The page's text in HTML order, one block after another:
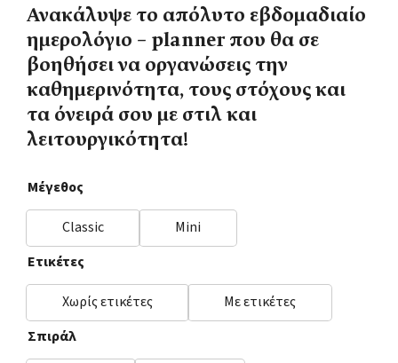
Ανακάλυψε το απόλυτο εβδομαδιαίο
ημερολόγιο – planner που θα σε
βοηθήσει να οργανώσεις την
καθημερινότητα, τους στόχους και
τα όνειρά σου με στιλ και
λειτουργικότητα!
Μέγεθος
Classic
Mini
Ετικέτες
Χωρίς ετικέτες
Με ετικέτες
Σπιράλ